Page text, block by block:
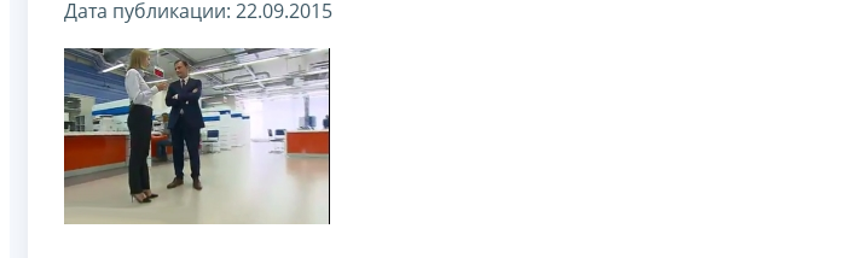
Дата публикации: 22.09.2015